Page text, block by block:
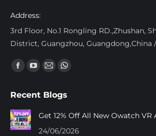
Address:
3rd Floor, No.1 Rongling RD.,Zhushan,
District, Guangzhou, Guangdong,China /
Trouvez nous sur :
Facebook
opens
in
new
YouTube
opens
in
Mail
opens
in
Whatsapp
opens
in
Recent Blogs
Get 12% Off All New Owatch VR
24/06/2026